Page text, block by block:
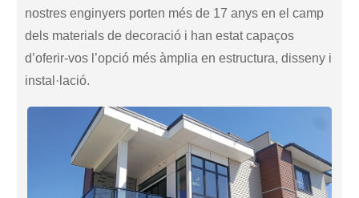
nostres enginyers porten més de 17 anys en el camp
dels materials de decoració i han estat capaços
d’oferir-vos l’opció més àmplia en estructura, disseny i
instal·lació.